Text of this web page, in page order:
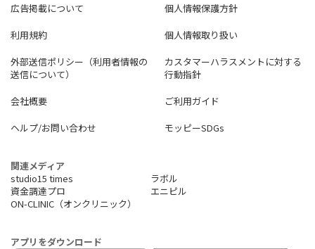
広告掲載について
個人情報保護方針
利用規約
個人情報取り扱い
外部送信ポリシー（利用者情報の
送信について）
カスタマーハラスメントに対する
行動指針
会社概要
ご利用ガイド
ヘルプ/お問い合わせ
モッピーSDGs
関連メディア
studio15 times
ラボル
資金調達プロ
エニピル
ON-CLINIC（オンクリニック）
アプリをダウンロード